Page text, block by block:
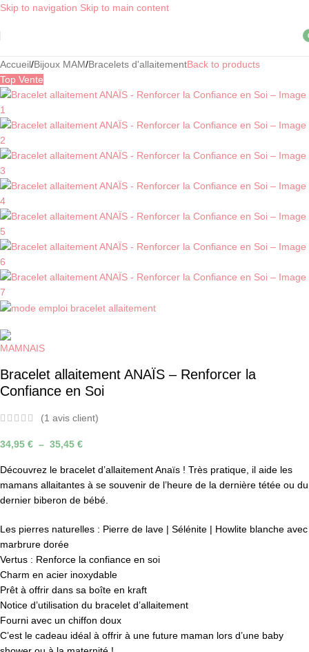
Skip to navigation Skip to main content
Accueil/Bijoux MAM/Bracelets d'allaitementBack to products
Top Vente
Bracelet allaitement ANAÏS – Renforcer la
Confiance en Soi
(1 avis client)
34,95 € – 35,45 €
Découvrez le bracelet d’allaitement Anaïs ! Très pratique, il aide les
mamans allaitantes à se souvenir de l’heure de la dernière tétée ou du
dernier biberon de bébé.
Les pierres naturelles : Pierre de lave | Sélénite | Howlite blanche avec
marbrure dorée
Vertus : Renforce la confiance en soi
Charm en acier inoxydable
Prêt à offrir dans sa boîte en kraft
Notice d’utilisation du bracelet d’allaitement
Fourni avec un chiffon doux
C’est le cadeau idéal à offrir à une future maman lors d’une baby